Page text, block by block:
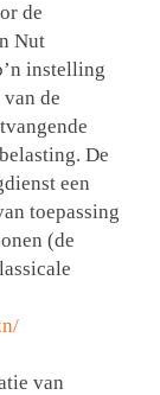
de
Nut
instelling
de
De
een
toepassing
(de
van